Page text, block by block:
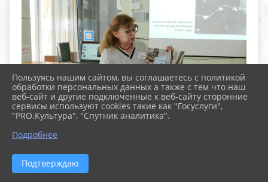
Пользуясь нашим сайтом, вы соглашаетесь с политикой
обработки персональных данных а также с тем что наш
веб-сайт и другие подключенные к веб-сайту сторонние
сервисы используют cookies такие как "Госуслуги",
"PRO.Культура", "Спутник аналитика".
Подробнее
Подтверждаю